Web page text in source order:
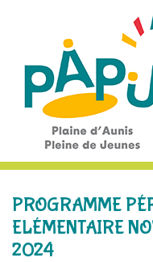
PROGRAMME
ELÉMENTAIRE
2024